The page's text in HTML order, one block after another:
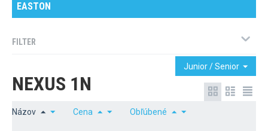
EASTON
FILTER
NEXUS 1N
Junior / Senior
Názov Cena Obľúbené